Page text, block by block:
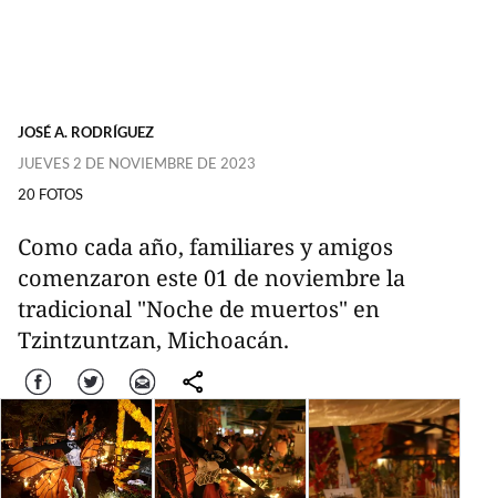
JOSÉ A. RODRÍGUEZ
JUEVES 2 DE NOVIEMBRE DE 2023
20 FOTOS
Como cada año, familiares y amigos
comenzaron este 01 de noviembre la
tradicional "Noche de muertos" en
Tzintzuntzan, Michoacán.
Facebook Twitter Correo comparte